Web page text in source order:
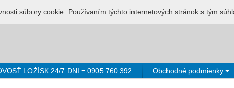
392 Prihlásenie Registrácia Mapa stránky
LOŽÍSK 24/7 DNI = 0905 760 392 Obchodné podmienky
súbory cookie. Používaním týchto internetových stránok s tým